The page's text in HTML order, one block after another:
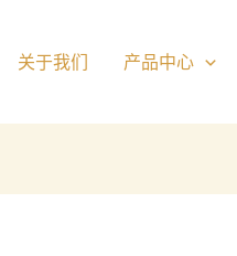
关于我们 产品中心